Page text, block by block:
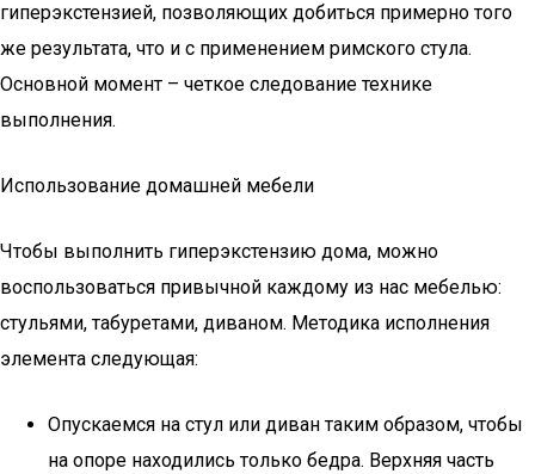
гиперэкстензией, позволяющих добиться примерно того
же результата, что и с применением римского стула.
Основной момент – четкое следование технике
выполнения.
Использование домашней мебели
Чтобы выполнить гиперэкстензию дома, можно
воспользоваться привычной каждому из нас мебелью:
стульями, табуретами, диваном. Методика исполнения
элемента следующая:
Опускаемся на стул или диван таким образом, чтобы
на опоре находились только бедра. Верхняя часть